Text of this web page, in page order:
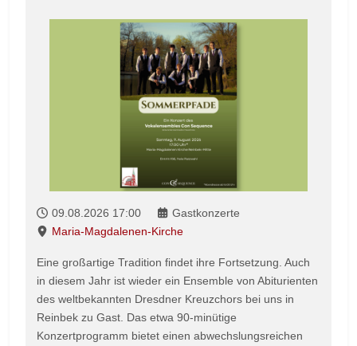
09.08.2026 17:00
Gastkonzerte
Maria-Magdalenen-Kirche
Eine großartige Tradition findet ihre Fortsetzung. Auch
in diesem Jahr ist wieder ein Ensemble von Abiturienten
des weltbekannten Dresdner Kreuzchors bei uns in
Reinbek zu Gast. Das etwa 90-minütige
Konzertprogramm bietet einen abwechslungsreichen